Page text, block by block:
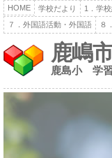
HOME 学校だより 1．学
７．外国語活動・外国語
８
鹿嶋
鹿島小 学